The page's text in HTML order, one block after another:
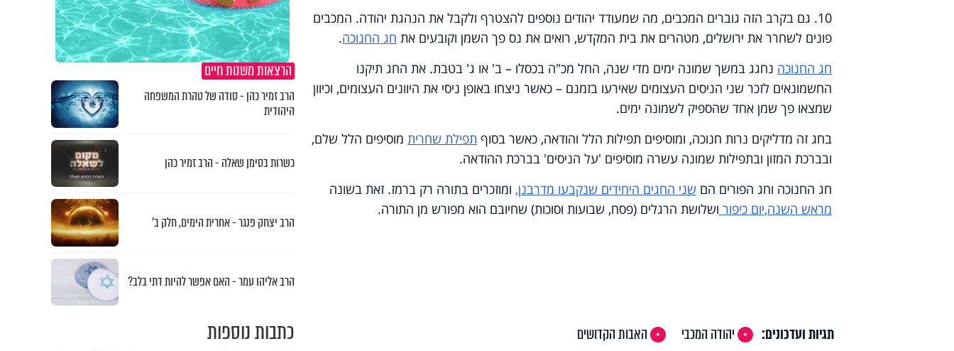
10. גם בקרב הזה גוברים המכבים, מה שמעודד יהודים נוספים להצטרף ולקבל את הנהגת יהודה. המכבים
פונים לשחרר את ירושלים, מטהרים את בית המקדש, רואים את נס פך השמן וקובעים את חג החנוכה.
חג החנוכה נחגג במשך שמונה ימים מדי שנה, החל מכ"ה בכסלו – ב' או ג' בטבת. את החג תיקנו
החשמונאים לזכר שני הניסים העצומים שאירעו בזמנם – כאשר ניצחו באופן ניסי את היוונים העצומים, וכיוון
שמצאו פך שמן אחד שהספיק לשמונה ימים.
בחג זה מדליקים נרות חנוכה, ומוסיפים תפילות הלל והודאה, כאשר בסוף תפילת שחרית מוסיפים הלל שלם,
ובברכת המזון ובתפילות שמונה עשרה מוסיפים 'על הניסים' בברכת ההודאה.
חג החנוכה וחג הפורים הם שני החגים היחידים שנקבעו מדרבנן, ומוזכרים בתורה רק ברמז. זאת בשונה
מראש השנה,יום כיפור ושלושת הרגלים (פסח, שבועות וסוכות) שחיובם הוא מפורש מן התורה.
תגיות ועדכונים: יהודה המכבי האבות הקדושים
הרצאות משנות חיים
הרב זמיר כהן - סודה של טהרת המשפחה
היהודית
כשרות בסימן שאלה - הרב זמיר כהן
הרב יצחק פנגר - אחרית הימים, חלק ב’
הרב אליהו עמר - האם אפשר להיות דתי בלב?
כתבות נוספות